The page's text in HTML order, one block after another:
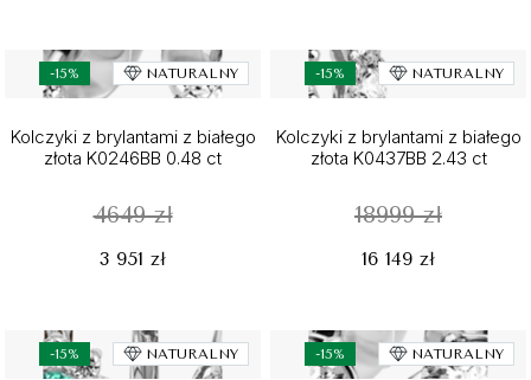
-15% NATURALNY
Kolczyki z brylantami z białego
złota K0246BB 0.48 ct
4649 zł
3 951 zł
-15% NATURALNY
Kolczyki z brylantami z białego
złota K0437BB 2.43 ct
18999 zł
16 149 zł
-15% NATURALNY -15% NATURALNY